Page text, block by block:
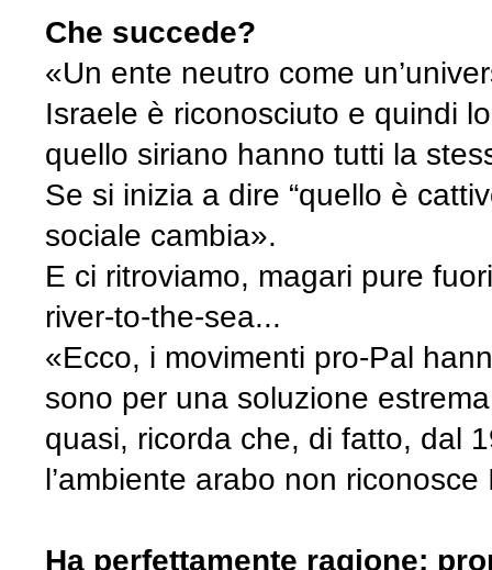
Che succede?
«Un ente neutro come
Israele è riconosciuto e quindi
quello siriano hanno tutti la
Se si inizia a dire “quello è
sociale cambia».
E ci ritroviamo, magari pure
river-to-the-sea...
«Ecco, i movimenti pro-Pal
sono per una soluzione
quasi, ricorda che, di fatto, dal
l’ambiente arabo non riconosce
Ha perfettamente ragione: